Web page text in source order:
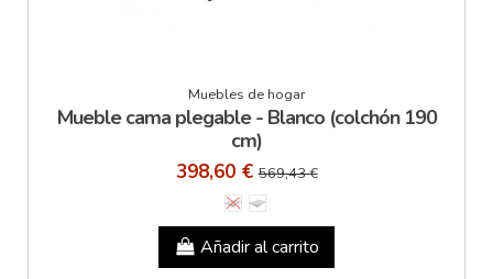
Muebles de hogar
Mueble cama plegable - Blanco (colchón 190
cm)
398,60 €569,43 €
Añadir al carrito